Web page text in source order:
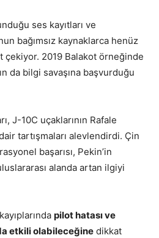
ses kayıtları ve
bağımsız kaynaklarca henüz
2019 Balakot örneğinde
da bilgi savaşına başvurduğu
J-10C uçaklarının Rafale
tartışmaları alevlendirdi. Çin
başarısı, Pekin’in
alanda artan ilgiyi
pilot hatası ve
etkili olabileceğine dikkat